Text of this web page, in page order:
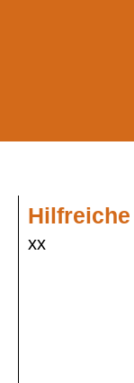
xx